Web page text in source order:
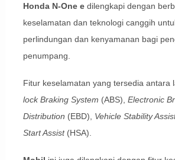
Honda N-One edilengkapi dengan
keselamatan dan teknologi canggih
perlindungan dan kenyamanan bagi
penumpang.
Fitur keselamatan yang tersedia antara
lock Braking System (ABS), Electronic
Distribution (EBD), Vehicle Stability
Start Assist(HSA).